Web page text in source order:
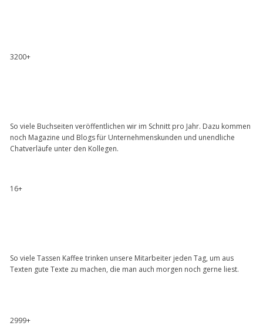
So viele Buchseiten veröffentlichen wir im Schnitt pro Jahr. Dazu kommen
noch Magazine und Blogs für Unternehmenskunden und unendliche
Chatverläufe unter den Kollegen.
3200+
So viele Tassen Kaffee trinken unsere Mitarbeiter jeden Tag, um aus
Texten gute Texte zu machen, die man auch morgen noch gerne liest.
16+​
2999+